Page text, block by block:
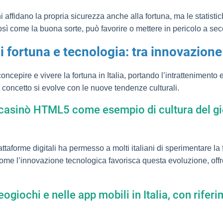
la propria sicurezza anche alla fortuna, ma le
come la buona sorte, può favorire o mettere in pericolo a
fortuna e tecnologia: tra
e vivere la fortuna in Italia, portando
si evolve con le nuove tendenze culturali.
HTML5 come esempio di cultura del
digitali ha permesso a molti italiani di sperimentare
l’innovazione tecnologica favorisca questa evoluzione,
e nelle app mobili in Italia, con